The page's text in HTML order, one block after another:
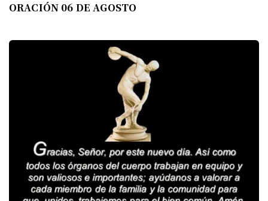
ORACIÓN 06 DE AGOSTO